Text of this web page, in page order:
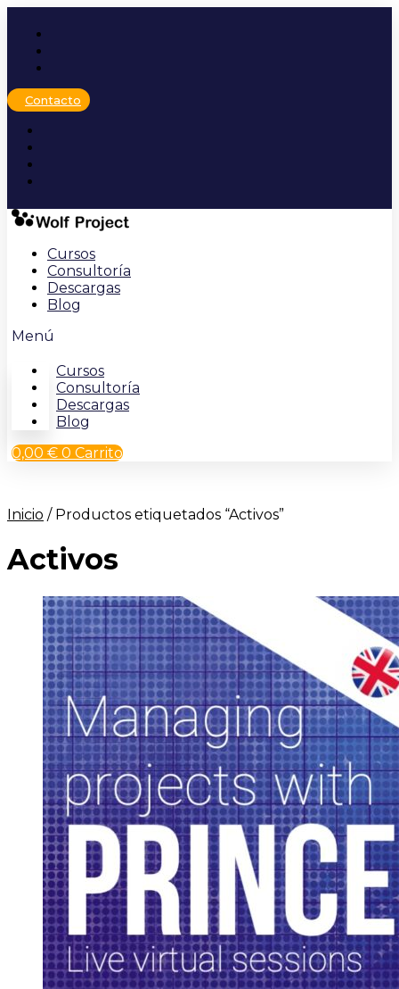
contenido
Contacto
Cursos
Consultoría
Descargas
Blog
Menú
Cursos
Consultoría
Descargas
Blog
0,00 € 0 Carrito
Inicio / Productos etiquetados “Activos”
Activos